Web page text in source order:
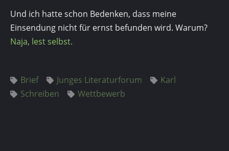
Und ich hatte schon Bedenken, dass meine
Einsendung nicht für ernst befunden wird. Warum?
Naja, lest selbst.
Brief Junges Literaturforum
Karl
Schreiben
Wettbewerb